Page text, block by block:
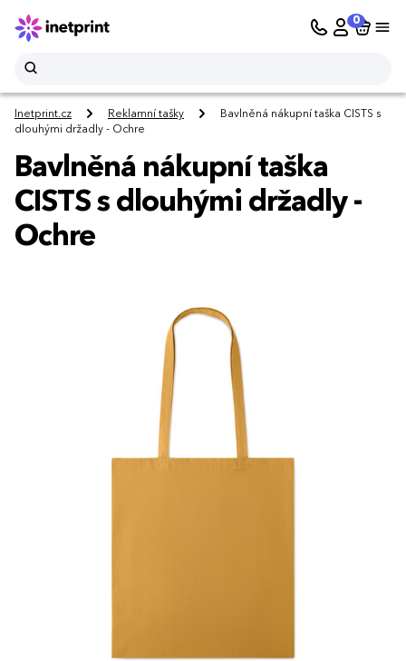
0
Inetprint.cz Reklamní tašky
Bavlněná nákupní taška CISTS s
dlouhými držadly - Ochre
Bavlněná nákupní taška
CISTS s dlouhými držadly -
Ochre